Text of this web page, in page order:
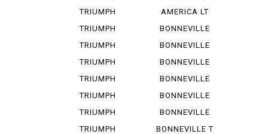
BONNEVIL...
TRIUMPH
BONNEVIL...
TRIUMPH
DAYTONA ...
TRIUMPH
DAYTONA ...
TRIUMPH
ROCKET I...
TRIUMPH
SCRAMBLE...
TRIUMPH
SCRAMBLE...
TRIUMPH
SPEED T...
TRIUMPH
AMERICA LT
BONNEVILLE
BONNEVILLE
SPEED MA
BONNEVILLE
SPEEDM...
BONNEVILLE
790
BONNEVILLE
865
BONNEVILLE
BO BAR
BONNEVILLE T